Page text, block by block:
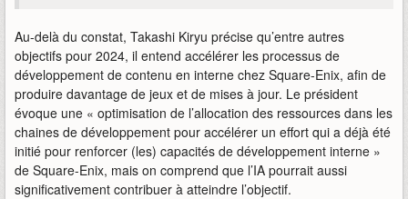
Au-delà du constat, Takashi Kiryu précise qu’entre autres
objectifs pour 2024, il entend accélérer les processus de
développement de contenu en interne chez Square-Enix, afin de
produire davantage de jeux et de mises à jour. Le président
évoque une « optimisation de l’allocation des ressources dans les
chaines de développement pour accélérer un effort qui a déjà été
initié pour renforcer (les) capacités de développement interne »
de Square-Enix, mais on comprend que l’IA pourrait aussi
significativement contribuer à atteindre l’objectif.